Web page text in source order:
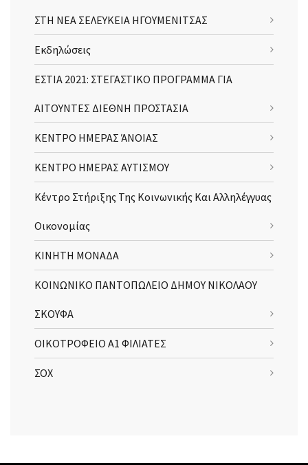
ΣΤΗ ΝΕΑ ΣΕΛΕΥΚΕΙΑ ΗΓΟΥΜΕΝΙΤΣΑΣ
Εκδηλώσεις
ΕΣΤΙΑ 2021: ΣΤΕΓΑΣΤΙΚΟ ΠΡΟΓΡΑΜΜΑ ΓΙΑ
ΑΙΤΟΥΝΤΕΣ ΔΙΕΘΝΗ ΠΡΟΣΤΑΣΙΑ
ΚΕΝΤΡΟ ΗΜΕΡΑΣ ΆΝΟΙΑΣ
ΚΕΝΤΡΟ ΗΜΕΡΑΣ ΑΥΤΙΣΜΟΥ
Κέντρο Στήριξης Της Κοινωνικής Και Αλληλέγγυας
Οικονομίας
ΚΙΝΗΤΗ ΜΟΝΑΔΑ
ΚΟΙΝΩΝΙΚΟ ΠΑΝΤΟΠΩΛΕΙΟ ΔΗΜΟΥ ΝΙΚΟΛΑΟΥ
ΣΚΟΥΦΑ
ΟΙΚΟΤΡΟΦΕΙΟ Α1 ΦΙΛΙΑΤΕΣ
ΣΟΧ